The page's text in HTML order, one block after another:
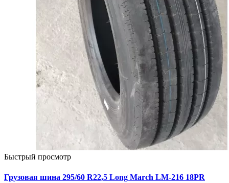
Быстрый просмотр
Грузовая шина 295/60 R22,5 Long March LM-216 18PR